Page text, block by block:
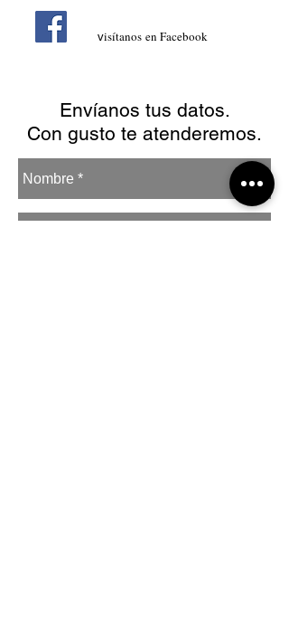
visítanos en Facebook
Envíanos tus datos.
Con gusto te atenderemos.